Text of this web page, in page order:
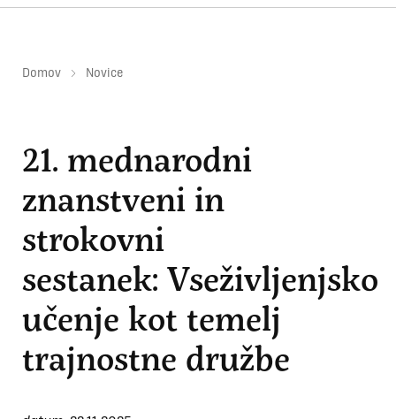
Domov Novice
21. mednarodni
znanstveni in
strokovni
sestanek: Vseživljenjsko
učenje kot temelj
trajnostne družbe